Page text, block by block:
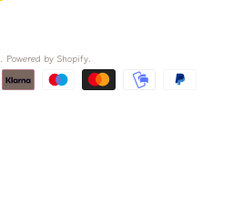
Powered by Shopify